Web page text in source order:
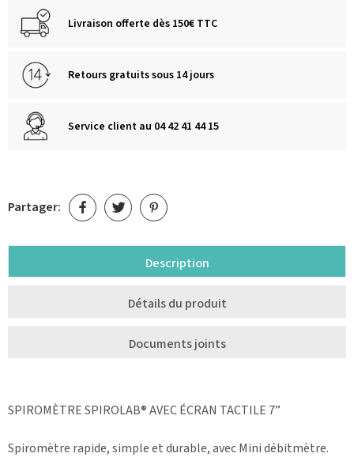
Livraison offerte dès 150€ TTC
Retours gratuits sous 14 jours
Service client au 04 42 41 44 15
Partager:
Description
Détails du produit
Documents joints
SPIROMÈTRE SPIROLAB® AVEC ÉCRAN TACTILE 7”
Spiromètre rapide, simple et durable, avec Mini débitmètre.